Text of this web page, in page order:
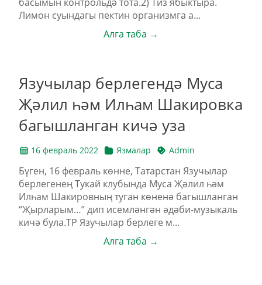
басымын контрольдә тота.2) Тиз ябыктыра.
Лимон суындагы пектин организмга а...
Алга таба →
Язучылар берлегендә Муса
Җәлил һәм Илһам Шакировка
багышланган кичә уза
16 февраль 2022 Язмалар Admin
Бүген, 16 февраль көнне, Татарстан Язучылар
берлегенең Тукай клубында Муса Җәлил һәм
Илһам Шакировның туган көненә багышланган
“Җырларым…” дип исемләнгән әдәби-музыкаль
кичә була.ТР Язучылар берлеге м...
Алга таба →